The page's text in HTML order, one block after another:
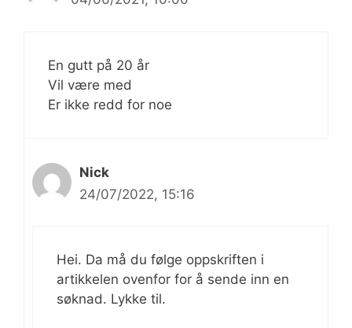
En gutt på 20 år
Vil være med
Er ikke redd for noe
Nick
24/07/2022, 15:16
Hei. Da må du følge oppskriften i
artikkelen ovenfor for å sende inn en
søknad. Lykke til.